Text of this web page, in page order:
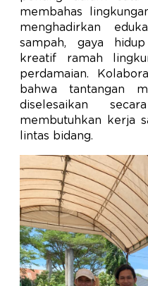
membahas
menghadirkan
sampah, gaya
kreatif ramah
perdamaian.
bahwa tantangan
diselesaikan
membutuhkan kerja
lintas bidang.